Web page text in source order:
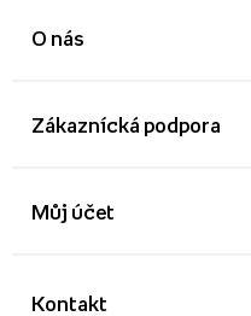
O nás
Zákaznícká podpora
Kontakt
Můj účet